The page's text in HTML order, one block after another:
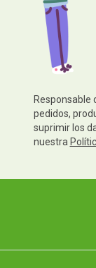
Responsable
pedidos,
suprimir los
nuestra